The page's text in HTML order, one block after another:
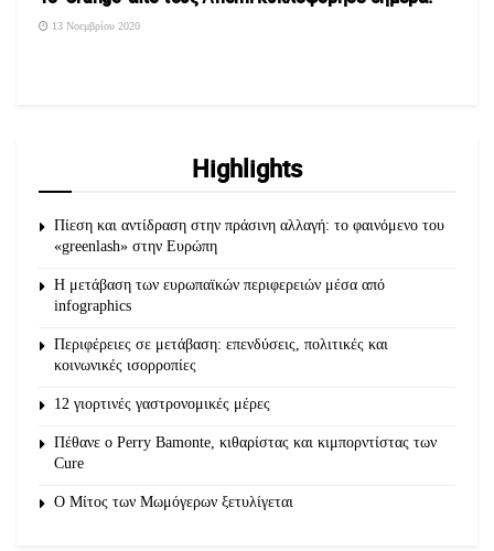
13 Νοεμβρίου 2020
Highlights
Πίεση και αντίδραση στην πράσινη αλλαγή: το φαινόμενο του
«greenlash» στην Ευρώπη
Η μετάβαση των ευρωπαϊκών περιφερειών μέσα από
infographics
Περιφέρειες σε μετάβαση: επενδύσεις, πολιτικές και
κοινωνικές ισορροπίες
12 γιορτινές γαστρονομικές μέρες
Πέθανε ο Perry Bamonte, κιθαρίστας και κιμπορντίστας των
Cure
O Μίτος των Μωμόγερων ξετυλίγεται